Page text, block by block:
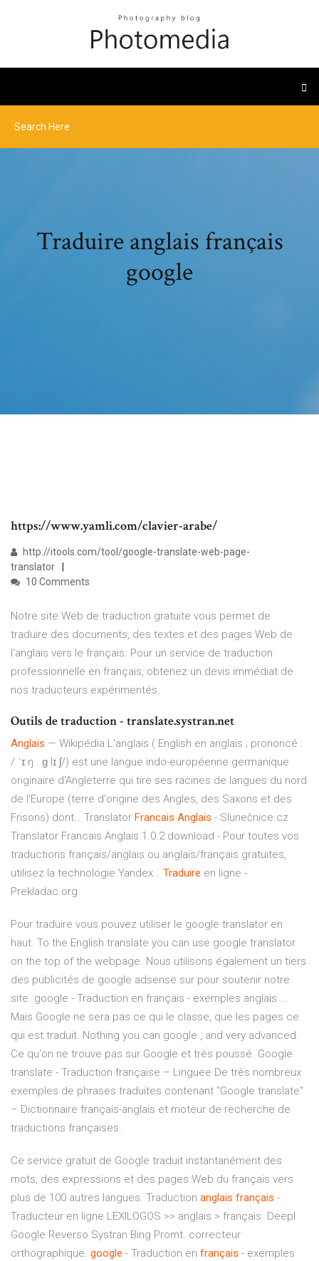
Traduire anglais français
google
https://www.yamli.com/clavier-arabe/
http://itools.com/tool/google-translate-web-page-
translator
10 Comments
Notre site Web de traduction gratuite vous permet de
traduire des documents, des textes et des pages Web de
l'anglais vers le français. Pour un service de traduction
professionnelle en français, obtenez un devis immédiat de
nos traducteurs expérimentés.
Outils de traduction - translate.systran.net
Anglais — Wikipédia L'anglais ( English en anglais ; prononcé :
/ ˈɪ ŋ . ɡ lɪ ʃ/) est une langue indo-européenne germanique
originaire d'Angleterre qui tire ses racines de langues du nord
de l'Europe (terre d'origine des Angles, des Saxons et des
Frisons) dont… Translator Francais Anglais - Slunečnice.cz
Translator Francais Anglais 1.0.2 download - Pour toutes vos
traductions français/anglais ou anglais/français gratuites,
utilisez la technologie Yandex… Traduire en ligne -
Prekladac.org
Pour traduire vous pouvez utiliser le google translator en
haut. To the English translate you can use google translator
on the top of the webpage. Nous utilisons également un tiers
des publicités de google adsense sur pour soutenir notre
site. google - Traduction en français - exemples anglais ...
Mais Google ne sera pas ce qui le classe, que les pages ce
qui est traduit. Nothing you can google , and very advanced.
Ce qu'on ne trouve pas sur Google et très poussé. Google
translate - Traduction française – Linguee De très nombreux
exemples de phrases traduites contenant "Google translate"
– Dictionnaire français-anglais et moteur de recherche de
traductions françaises.
Ce service gratuit de Google traduit instantanément des
mots, des expressions et des pages Web du français vers
plus de 100 autres langues. Traduction anglais français -
Traducteur en ligne LEXILOGOS >> anglais > français. Deepl
Google Reverso Systran Bing Promt. correcteur
orthographique. google - Traduction en français - exemples